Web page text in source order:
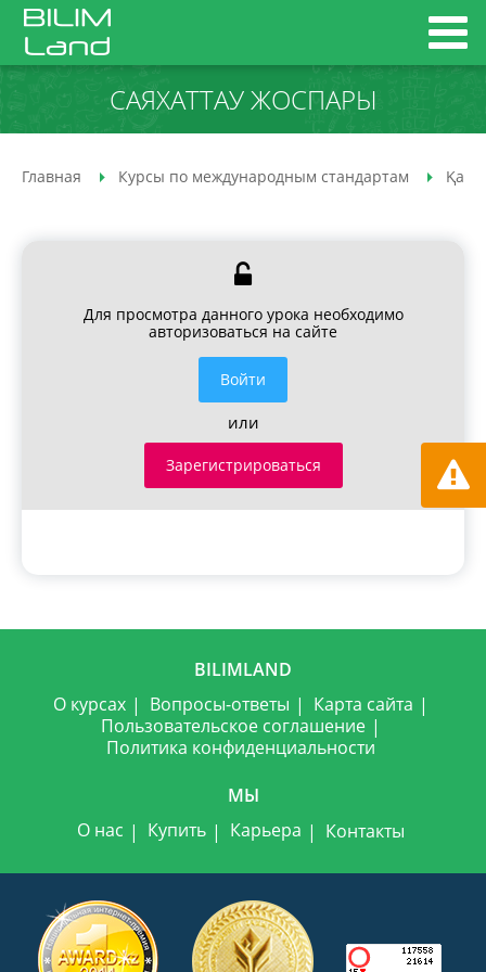
САЯХАТТАУ ЖОСПАРЫ
Главная Курсы по международным стандартам
Для просмотра данного урока необходимо
авторизоваться на сайте
Войти
или
Зарегистрироваться
BILIMLAND
О курсах
Вопросы-ответы
Карта сайта
Пользовательское соглашение
Политика конфиденциальности
МЫ
О нас
Купить Карьера Контакты